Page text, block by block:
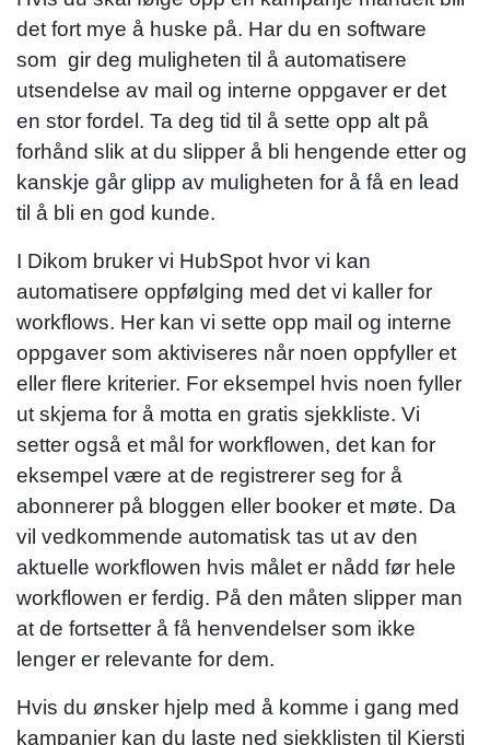
det fort mye å huske på. Har du en software
som gir deg muligheten til å automatisere
utsendelse av mail og interne oppgaver er det
en stor fordel. Ta deg tid til å sette opp alt på
forhånd slik at du slipper å bli hengende etter og
kanskje går glipp av muligheten for å få en lead
til å bli en god kunde.
I Dikom bruker vi HubSpot hvor vi kan
automatisere oppfølging med det vi kaller for
workflows. Her kan vi sette opp mail og interne
oppgaver som aktiviseres når noen oppfyller et
eller flere kriterier. For eksempel hvis noen fyller
ut skjema for å motta en gratis sjekkliste. Vi
setter også et mål for workflowen, det kan for
eksempel være at de registrerer seg for å
abonnerer på bloggen eller booker et møte. Da
vil vedkommende automatisk tas ut av den
aktuelle workflowen hvis målet er nådd før hele
workflowen er ferdig. På den måten slipper man
at de fortsetter å få henvendelser som ikke
lenger er relevante for dem.
Hvis du ønsker hjelp med å komme i gang med
kampanjer kan du laste ned sjekklisten til Kjersti